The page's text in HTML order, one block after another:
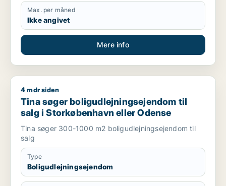
Max. per måned
Ikke angivet
Mere info
Tina søger boligudlejningsejendom til salg i Storkøbenhavn
4 mdr siden
Tina søger boligudlejningsejendom til
salg i Storkøbenhavn eller Odense
Tina søger 300-1000 m2 boligudlejningsejendom til
salg
Type
Boligudlejningsejendom